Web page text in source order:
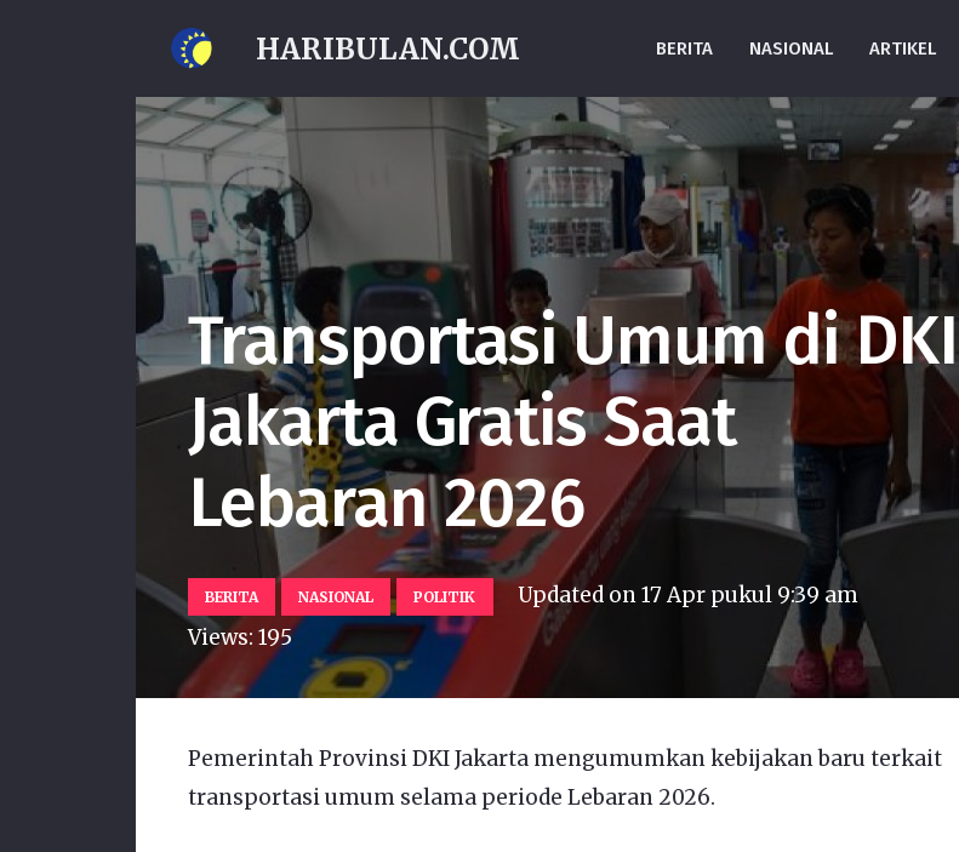
HARIBULAN.COM BERITA NASIONAL ARTIKEL
Transportasi Umum di DKI
Jakarta Gratis Saat
Lebaran 2026
BERITA NASIONAL POLITIK Updated on17 Apr pukul 9:39 am
Views: 195
Pemerintah Provinsi DKI Jakarta mengumumkan kebijakan baru terkait
transportasi umum selama periode Lebaran 2026.